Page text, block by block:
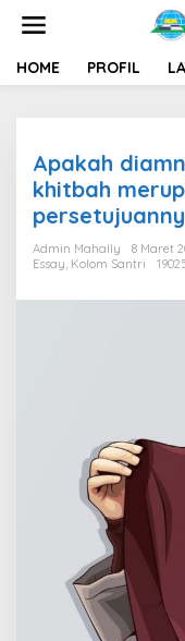
t
HOME PROFIL
Apakah
khitbah
Admin Mahally
8 Maret
Essay, Kolom Santri